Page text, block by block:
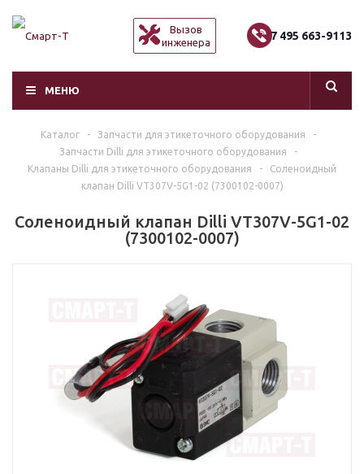
Вызов
инженера
+7 495 663-9113
МЕНЮ
Каталог - Запчасти для этикеточного оборудования
-
Запчасти Dilli для этикеточного оборудования
-
Клапаны Dilli для этикеточного оборудования
-
Соленоидный
клапан Dilli VT307V-5G1-02 (7300102-0007)
Соленоидный клапан Dilli VT307V-5G1-02
(7300102-0007)